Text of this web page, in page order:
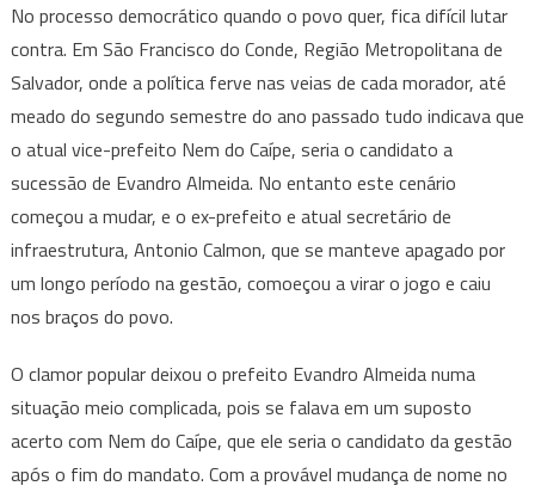
No processo democrático quando o povo quer, fica difícil lutar
contra. Em São Francisco do Conde, Região Metropolitana de
Salvador, onde a política ferve nas veias de cada morador, até
meado do segundo semestre do ano passado tudo indicava que
o atual vice-prefeito Nem do Caípe, seria o candidato a
sucessão de Evandro Almeida. No entanto este cenário
começou a mudar, e o ex-prefeito e atual secretário de
infraestrutura, Antonio Calmon, que se manteve apagado por
um longo período na gestão, comoeçou a virar o jogo e caiu
nos braços do povo.
O clamor popular deixou o prefeito Evandro Almeida numa
situação meio complicada, pois se falava em um suposto
acerto com Nem do Caípe, que ele seria o candidato da gestão
após o fim do mandato. Com a provável mudança de nome no